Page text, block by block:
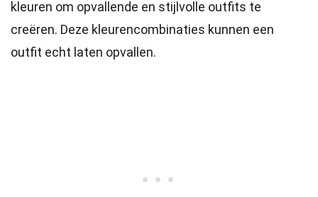
kleuren om opvallende en stijlvolle outfits te
creëren. Deze kleurencombinaties kunnen een
outfit echt laten opvallen.